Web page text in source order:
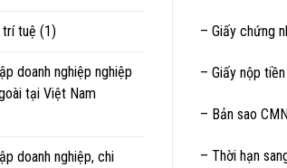
tuệ (1)
doanh nghiệp nghiệp
tại Việt Nam
doanh nghiệp, chi
– Giấy chứng
– Giấy nộp
– Bản sao
– Thời hạn